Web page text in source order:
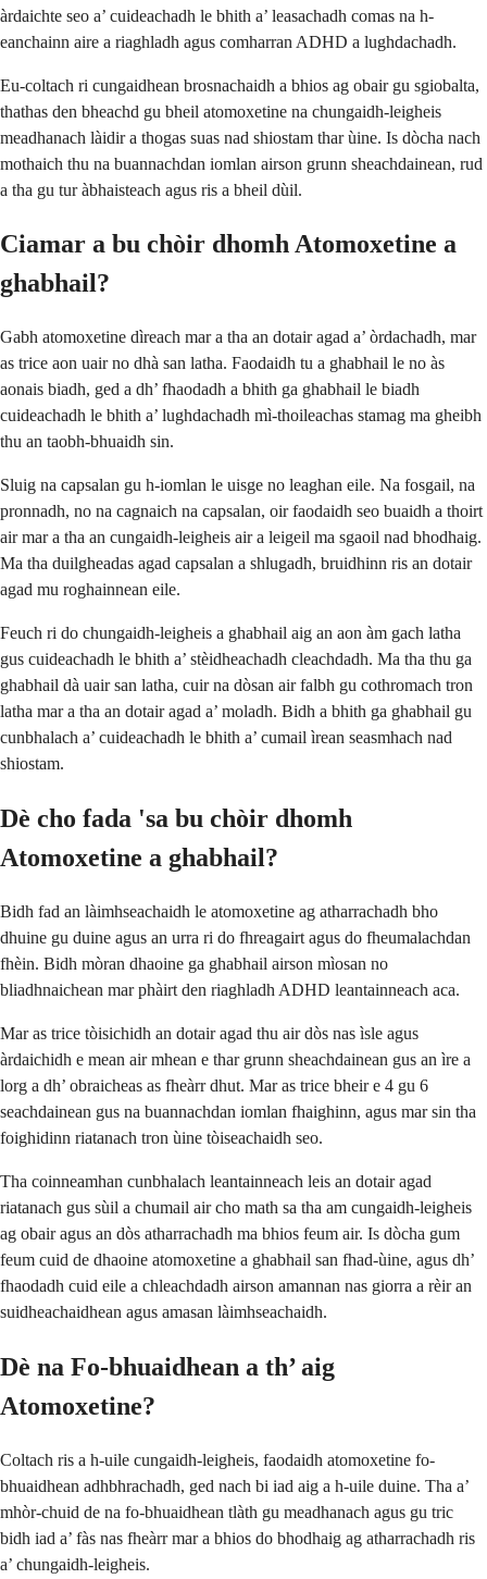
àrdaichte seo a’ cuideachadh le bhith a’ leasachadh comas na h-
eanchainn aire a riaghladh agus comharran ADHD a lughdachadh.
Eu-coltach ri cungaidhean brosnachaidh a bhios ag obair gu sgiobalta,
thathas den bheachd gu bheil atomoxetine na chungaidh-leigheis
meadhanach làidir a thogas suas nad shiostam thar ùine. Is dòcha nach
mothaich thu na buannachdan iomlan airson grunn sheachdainean, rud
a tha gu tur àbhaisteach agus ris a bheil dùil.
Ciamar a bu chòir dhomh Atomoxetine a
ghabhail?
Gabh atomoxetine dìreach mar a tha an dotair agad a’ òrdachadh, mar
as trice aon uair no dhà san latha. Faodaidh tu a ghabhail le no às
aonais biadh, ged a dh’ fhaodadh a bhith ga ghabhail le biadh
cuideachadh le bhith a’ lughdachadh mì-thoileachas stamag ma gheibh
thu an taobh-bhuaidh sin.
Sluig na capsalan gu h-iomlan le uisge no leaghan eile. Na fosgail, na
pronnadh, no na cagnaich na capsalan, oir faodaidh seo buaidh a thoirt
air mar a tha an cungaidh-leigheis air a leigeil ma sgaoil nad bhodhaig.
Ma tha duilgheadas agad capsalan a shlugadh, bruidhinn ris an dotair
agad mu roghainnean eile.
Feuch ri do chungaidh-leigheis a ghabhail aig an aon àm gach latha
gus cuideachadh le bhith a’ stèidheachadh cleachdadh. Ma tha thu ga
ghabhail dà uair san latha, cuir na dòsan air falbh gu cothromach tron
latha mar a tha an dotair agad a’ moladh. Bidh a bhith ga ghabhail gu
cunbhalach a’ cuideachadh le bhith a’ cumail ìrean seasmhach nad
shiostam.
Dè cho fada 'sa bu chòir dhomh
Atomoxetine a ghabhail?
Bidh fad an làimhseachaidh le atomoxetine ag atharrachadh bho
dhuine gu duine agus an urra ri do fhreagairt agus do fheumalachdan
fhèin. Bidh mòran dhaoine ga ghabhail airson mìosan no
bliadhnaichean mar phàirt den riaghladh ADHD leantainneach aca.
Mar as trice tòisichidh an dotair agad thu air dòs nas ìsle agus
àrdaichidh e mean air mhean e thar grunn sheachdainean gus an ìre a
lorg a dh’ obraicheas as fheàrr dhut. Mar as trice bheir e 4 gu 6
seachdainean gus na buannachdan iomlan fhaighinn, agus mar sin tha
foighidinn riatanach tron ùine tòiseachaidh seo.
Tha coinneamhan cunbhalach leantainneach leis an dotair agad
riatanach gus sùil a chumail air cho math sa tha am cungaidh-leigheis
ag obair agus an dòs atharrachadh ma bhios feum air. Is dòcha gum
feum cuid de dhaoine atomoxetine a ghabhail san fhad-ùine, agus dh’
fhaodadh cuid eile a chleachdadh airson amannan nas giorra a rèir an
suidheachaidhean agus amasan làimhseachaidh.
Dè na Fo-bhuaidhean a th’ aig
Atomoxetine?
Coltach ris a h-uile cungaidh-leigheis, faodaidh atomoxetine fo-
bhuaidhean adhbhrachadh, ged nach bi iad aig a h-uile duine. Tha a’
mhòr-chuid de na fo-bhuaidhean tlàth gu meadhanach agus gu tric
bidh iad a’ fàs nas fheàrr mar a bhios do bhodhaig ag atharrachadh ris
a’ chungaidh-leigheis.